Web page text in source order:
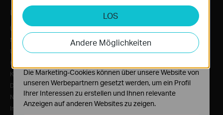
Über TP-Link
Über uns
Nachhaltigkeit
Unternehmensprofil
Karriere
Kontakt
Datenschutzhinweise
Nutzungsbedingungen
Impressum
Informationen
News/Presse
Auszeichnungen
Sicherheitshinweis
LOS
Andere Möglichkeiten
Analyse- und Marketing-Cookies
Analyse-Cookies ermöglichen es uns, Ihre Aktivitäten
auf unserer Website zu analysieren, um die
Funktionsweise unserer Website zu verbessern und
Die Marketing-Cookies können über unsere Website von
unseren Werbepartnern gesetzt werden, um ein Profil
Ihrer Interessen zu erstellen und Ihnen relevante
Anzeigen auf anderen Websites zu zeigen.